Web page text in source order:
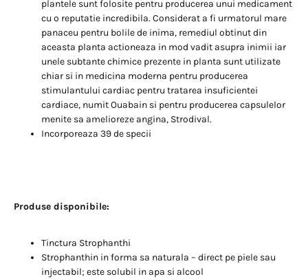
plantele sunt folosite pentru producerea unui medicament
cu o reputatie incredibila. Considerat a fi urmatorul mare
panaceu pentru bolile de inima, remediul obtinut din
aceasta planta actioneaza in mod vadit asupra inimii iar
unele subtante chimice prezente in planta sunt utilizate
chiar si in medicina moderna pentru producerea
stimulantului cardiac pentru tratarea insuficientei
cardiace, numit Ouabain si pentru producerea capsulelor
menite sa amelioreze angina, Strodival.
Incorporeaza 39 de specii
Produse disponibile:
Tinctura Strophanthi
Strophanthin in forma sa naturala – direct pe piele sau
injectabil; este solubil in apa si alcool